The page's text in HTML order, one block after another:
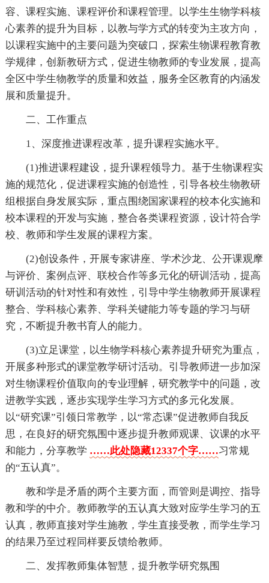
容、课程实施、课程评价和课程管理。以学生生物学科核
心素养的提升为目标，以教与学方式的转变为主攻方向，
以课程实施中的主要问题为突破口，探索生物课程教育教
学规律，创新教研方式，促进生物教师的专业发展，提高
全区中学生物教学的质量和效益，服务全区教育的内涵发
展和质量提升。
二、工作重点
1、深度推进课程改革，提升课程实施水平。
(1)推进课程建设，提升课程领导力。基于生物课程实
施的规范化，促进课程实施的创造性，引导各校生物教研
组根据自身发展实际，重点围绕国家课程的校本化实施和
校本课程的开发与实施，整合各类课程资源，设计符合学
校、教师和学生发展的课程方案。
(2)创设条件，开展专家讲座、学术沙龙、公开课观摩
与评价、案例点评、联校合作等多元化的研训活动，提高
研训活动的针对性和有效性，引导中学生物教师开展课程
整合、学科核心素养、学科关键能力等专题的学习与研
究，不断提升教书育人的能力。
(3)立足课堂，以生物学科核心素养提升研究为重点，
开展多种形式的课堂教学研讨活动。引导教师进一步加深
对生物课程价值取向的专业理解，研究教学中的问题，改
进教学实践，逐步实现学生学习方式的多元化发展。
以“研究课”引领日常教学，以“常态课”促进教师自我反
思，在良好的研究氛围中逐步提升教师观课、议课的水平
和能力，分享教学 ……此处隐藏12337个字……习常规
的“五认真”。
教和学是矛盾的两个主要方面，而管则是调控、指导
教和学的中介。教师教学的五认真大致对应学生学习的五
认真，教师直接对学生施教，学生直接受教，而学生学习
的结果乃至过程同样要反馈给教师。
二、发挥教师集体智慧，提升教学研究氛围